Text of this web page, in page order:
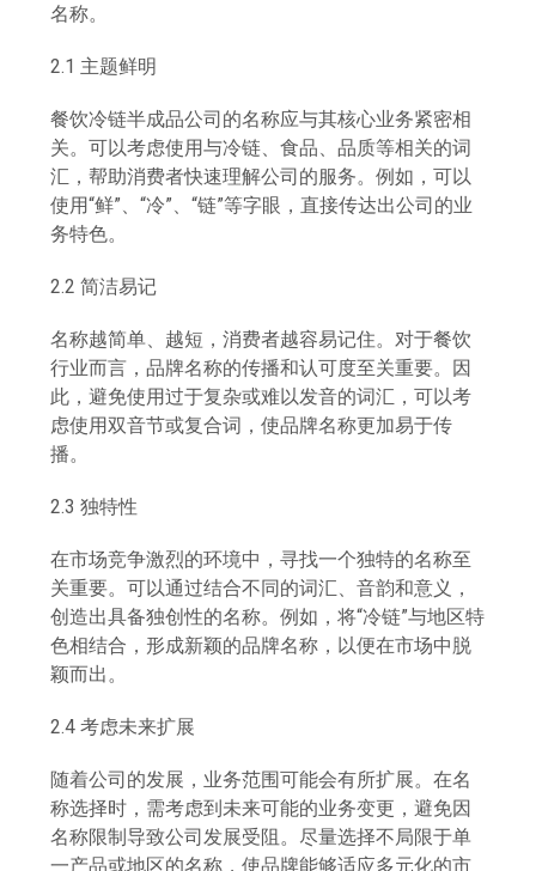
名称。
2.1 主题鲜明
餐饮冷链半成品公司的名称应与其核心业务紧密相
关。可以考虑使用与冷链、食品、品质等相关的词
汇，帮助消费者快速理解公司的服务。例如，可以
使用“鲜”、“冷”、“链”等字眼，直接传达出公司的业
务特色。
2.2 简洁易记
名称越简单、越短，消费者越容易记住。对于餐饮
行业而言，品牌名称的传播和认可度至关重要。因
此，避免使用过于复杂或难以发音的词汇，可以考
虑使用双音节或复合词，使品牌名称更加易于传
播。
2.3 独特性
在市场竞争激烈的环境中，寻找一个独特的名称至
关重要。可以通过结合不同的词汇、音韵和意义，
创造出具备独创性的名称。例如，将“冷链”与地区特
色相结合，形成新颖的品牌名称，以便在市场中脱
颖而出。
2.4 考虑未来扩展
随着公司的发展，业务范围可能会有所扩展。在名
称选择时，需考虑到未来可能的业务变更，避免因
名称限制导致公司发展受阻。尽量选择不局限于单
一产品或地区的名称，使品牌能够适应多元化的市